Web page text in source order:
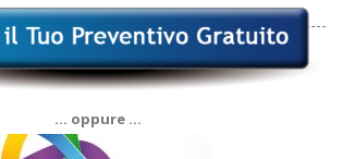
… oppure …